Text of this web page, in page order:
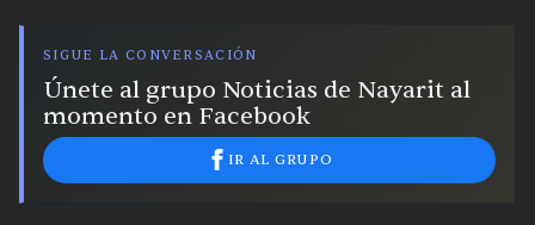
SIGUE LA CONVERSACIÓN
Únete al grupo Noticias de Nayarit al
momento en Facebook
IR AL GRUPO